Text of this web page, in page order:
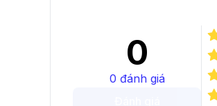
0
0 đánh giá